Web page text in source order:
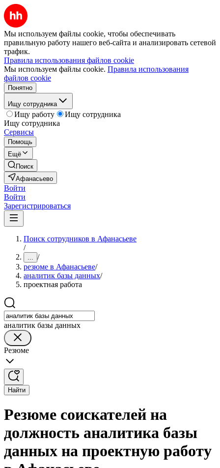
Мы используем файлы cookie, чтобы обеспечивать
правильную работу нашего веб-сайта и анализировать сетевой
трафик.
Правила использования файлов cookie
Мы используем файлы cookie. Правила использования
файлов cookie
Понятно
Ищу сотрудника
Ищу работу
Ищу сотрудника
Ищу сотрудника
Сервисы
Помощь
Ещё
Поиск
Афанасьево
Войти
Войти
Зарегистрироваться
Поиск сотрудников в Афанасьеве
/
... /
резюме в Афанасьеве/
аналитик базы данных/
проектная работа
аналитик базы данных
Резюме
Найти
Резюме соискателей на
должность аналитика базы
данных на проектную работу